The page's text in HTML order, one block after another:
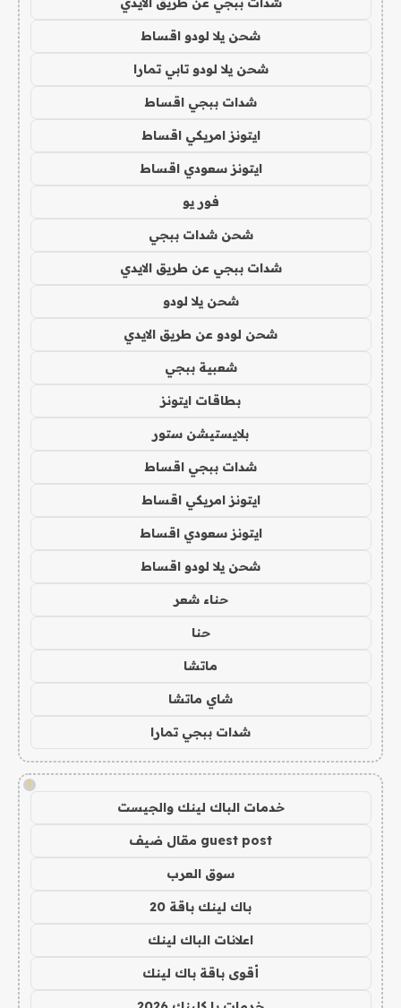
شحن يلا لودو اقساط
شحن يلا لودو تابي تمارا
شدات ببجي اقساط
ايتونز امريكي اقساط
ايتونز سعودي اقساط
فور يو
شحن شدات ببجي
شدات ببجي عن طريق الايدي
شحن يلا لودو
شحن لودو عن طريق الايدي
شعبية ببجي
بطاقات ايتونز
بلايستيشن ستور
شدات ببجي اقساط
ايتونز امريكي اقساط
ايتونز سعودي اقساط
شحن يلا لودو اقساط
حناء شعر
حنا
ماتشا
شاي ماتشا
شدات ببجي تمارا
!
خدمات الباك لينك والجيست
guest post مقال ضيف
سوق العرب
باك لينك باقة 20
اعلانات الباك لينك
أقوى باقة باك لينك